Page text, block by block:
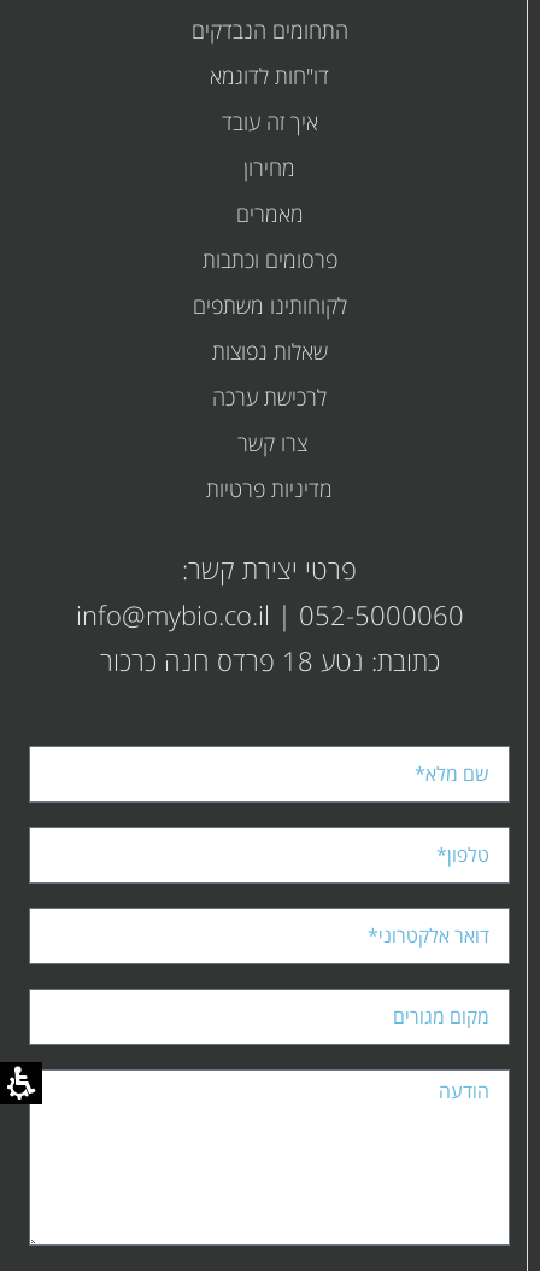
התחומים הנבדקים
דו"חות לדוגמא
איך זה עובד
מחירון
מאמרים
פרסומים וכתבות
לקוחותינו משתפים
שאלות נפוצות
לרכישת ערכה
צרו קשר
מדיניות פרטיות
פרטי יצירת קשר:
052-5000060
|
info@mybio.co.il
כתובת: נטע 18 פרדס חנה כרכור